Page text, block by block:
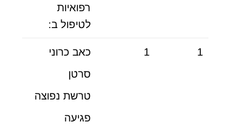
רפואיות
לטיפול ב:
1
1
כאב כרוני
סרטן
טרשת נפוצה
פגיעה